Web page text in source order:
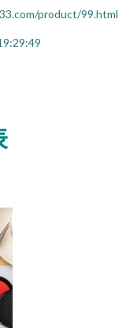
product/99.html